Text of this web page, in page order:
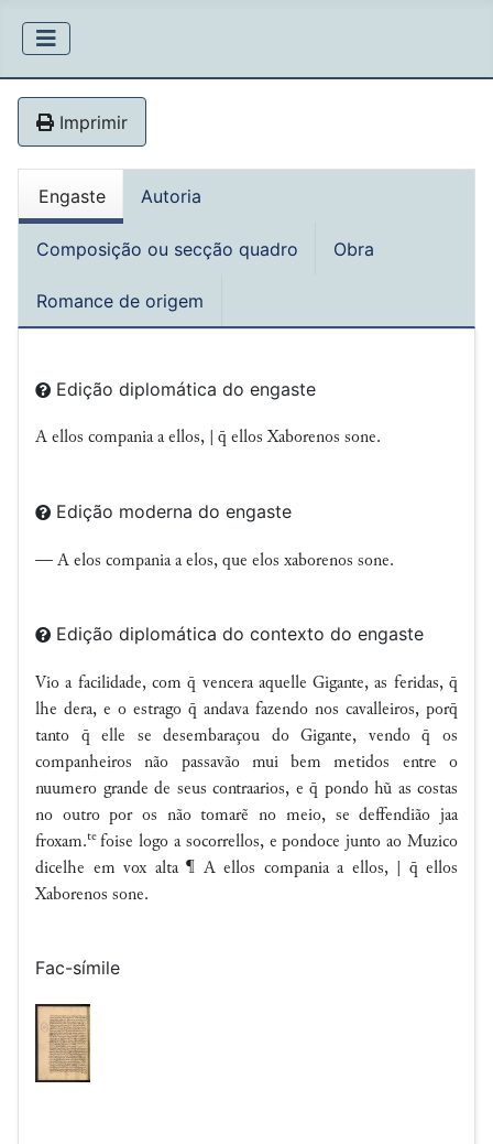
Imprimir
Engaste Autoria
Composição ou secção quadro Obra
Romance de origem
Edição diplomática do engaste
A ellos compania a ellos, |  ellos Xaborenos sone.
Edição moderna do engaste
— A elos compania a elos, que elos xaborenos sone.
Edição diplomática do contexto do engaste
Vio a facilidade, com  vencera aquelle Gigante, as feridas, 
lhe dera, e o estrago  andava fazendo nos cavalleiros, por
tanto  elle se desembaraçou do Gigante, vendo  os
companheiros não passavão mui bem metidos entre o
nuumero grande de seus contraarios, e  pondo hũ as costas
no outro por os não tomarẽ no meio, se deffendião jaa
froxam.te foise logo a socorrellos, e pondoce junto ao Muzico
dicelhe em vox alta ¶ A ellos compania a ellos, |  ellos
Xaborenos sone.
Fac-símile